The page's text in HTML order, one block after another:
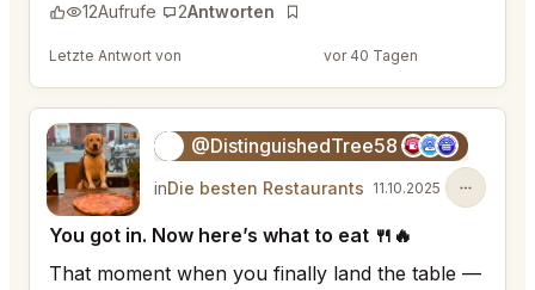
12Aufrufe 2Antworten
Lesezeichen
Letzte Antwort von vor 40 Tagen
@DistinguishedTree58
inDie besten Restaurants 11.10.2025
You got in. Now here’s what to eat 🍴🔥
That moment when you finally land the table —